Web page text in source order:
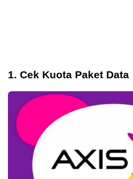
1. Cek Kuota Paket Data